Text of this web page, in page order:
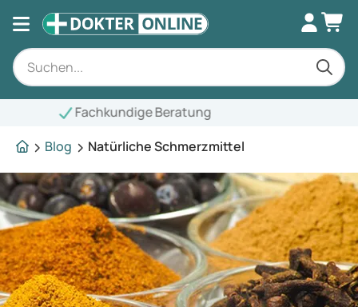
Beratung
Blog
Natürliche Schmerzmittel